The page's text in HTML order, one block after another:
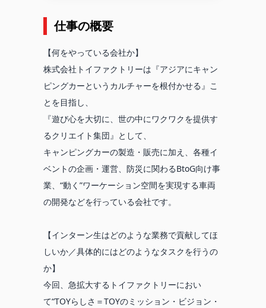
仕事の概要
【何をやっている会社か】
株式会社トイファクトリーは『アジアにキャン
ピングカーというカルチャーを根付かせる』こ
とを目指し、
『遊び心を大切に、世の中にワクワクを提供す
るクリエイト集団』として、
キャンピングカーの製造・販売に加え、各種イ
ベントの企画・運営、防災に関わるBtoG向け事
業、“動く”ワーケーション空間を実現する車両
の開発などを行っている会社です。
【インターン生はどのような業務で貢献してほ
しいか／具体的にはどのようなタスクを行うの
か】
今回、急拡大するトイファクトリーにおい
て“TOYらしさ＝TOYのミッション・ビジョン・